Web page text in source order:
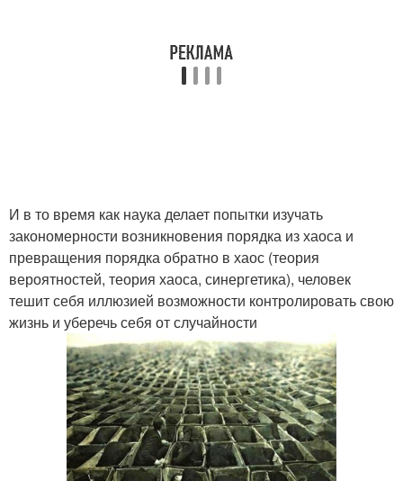
И в то время как наука делает попытки изучать
закономерности возникновения порядка из хаоса и
превращения порядка обратно в хаос (теория
вероятностей, теория хаоса, синергетика), человек
тешит себя иллюзией возможности контролировать свою
жизнь и уберечь себя от случайности